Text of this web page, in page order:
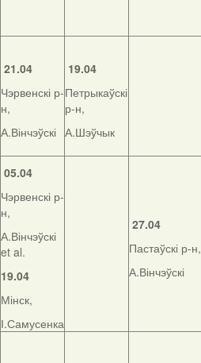
21.04
Чэрвенскі р-
н,
А.Вінчэўскі
19.04
Петрыкаўскі
р-н,
А.Шэўчык
05.04
Чэрвенскі р-
н,
А.Вінчэўскі
et al.
19.04
Мінск,
І.Самусенка
27.04
Пастаўскі р-н,
А.Вінчэўскі